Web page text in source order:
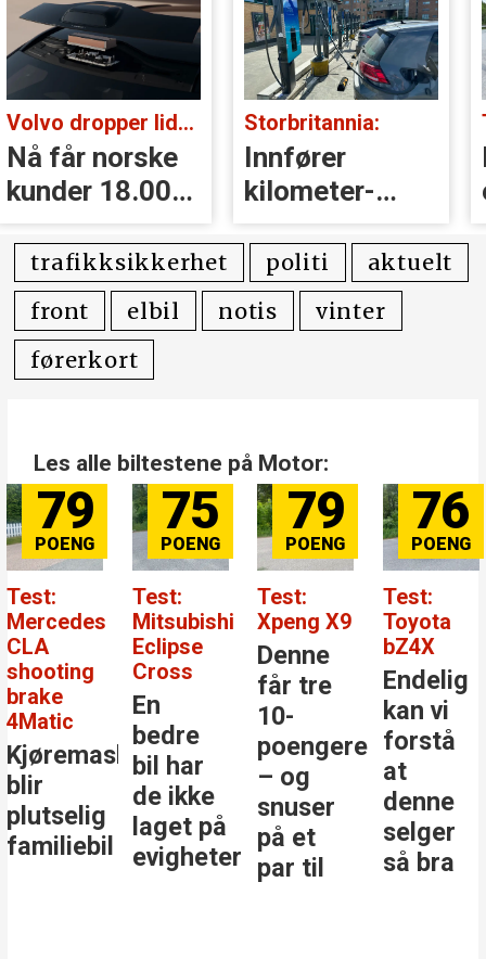
Volvo dropper lidar for godt:
Nå får norske
kunder 18.000
kr i erstatning
Storbritannia:
Innfører
kilometer­
avgift for
elbiler
trafikksikkerhet politi
aktuelt
front
elbil notis
vinter
førerkort
Les alle biltestene på Motor:
79
Test:
Mercedes
CLA
shooting
brake
4Matic
Kjøremaskinen
blir
plutselig
familiebil
75
Test:
Mitsubishi
Eclipse
Cross
En
bedre
bil har
de ikke
laget på
evigheter
79
Test:
Xpeng X9
Denne
får tre
10-
poengere
– og
snuser
på et
par til
76
Test:
Toyota
bZ4X
Endelig
kan vi
forstå
at
denne
selger
så bra